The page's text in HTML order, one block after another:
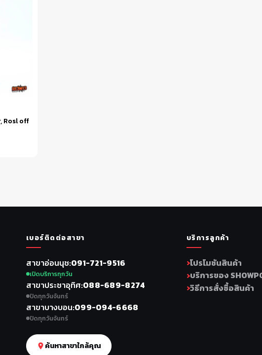
Rosl off
เบอร์ติดต่อสาขา
สาขาอ่อนนุช 091-721-9516
เปิดบริการทุกวัน
สาขาประชาอุทิศ 088-689-8274
ปิดทุกวันจันทร์
สาขาบางบอน 099-094-6668
ปิดทุกวันจันทร์
ค้นหาสาขาใกล้คุณ
บริการลูกค้า
โปรโมชันสินค้า
บริการของ
วิธีการสั่งซื้อสินค้า